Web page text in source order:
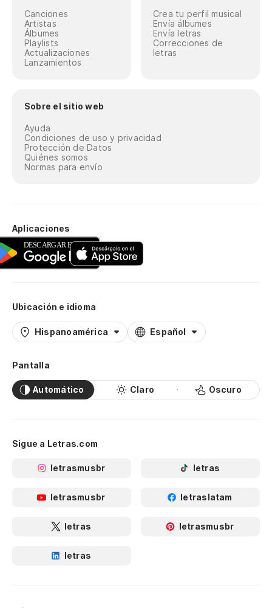
Canciones
Artistas
Álbumes
Playlists
Actualizaciones
Lanzamientos
Crea tu perfil musical
Envía álbumes
Envía letras
Correcciones de
letras
Sobre el sitio web
Ayuda
Condiciones de uso y privacidad
Protección de Datos
Quiénes somos
Normas para envío
Aplicaciones
Ubicación e idioma
Hispanoamérica Español
Pantalla
Automático Claro Oscuro
Sigue a Letras.com
letrasmusbr letras
letrasmusbr letraslatam
letras letrasmusbr
letras